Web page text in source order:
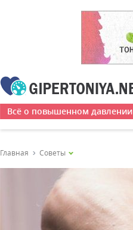
Всё о повышенном давлении
Главная Советы